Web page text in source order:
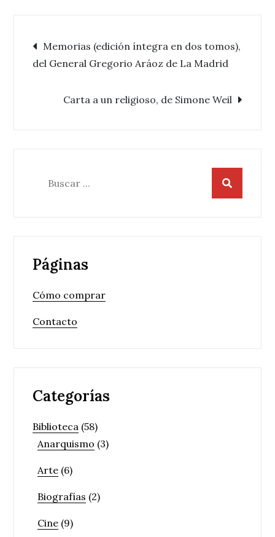
Navegación
Memorias (edición íntegra en dos tomos),
del General Gregorio Aráoz de La Madrid
Carta a un religioso, de Simone Weil
Páginas
Cómo comprar
Contacto
Categorías
Biblioteca (58)
Anarquismo (3)
Arte (6)
Biografías (2)
Cine (9)